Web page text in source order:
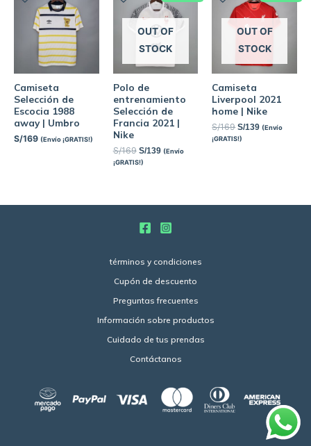
Camiseta
Selección de
Escocia 1988
away | Umbro
S/169 (Envío ¡GRATIS!)
OUT OF
STOCK
Polo de
entrenamiento
Selección de
Francia 2021 |
Nike
S/169 S/139 (Envío
¡GRATIS!)
OUT OF
STOCK
Camiseta
Liverpool 2021
home | Nike
S/169 S/139 (Envío
¡GRATIS!)
términos y condiciones
Cupón de descuento
Preguntas frecuentes
Información sobre productos
Cuidado de tus prendas
Contáctanos